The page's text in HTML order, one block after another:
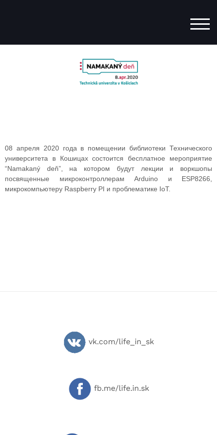
08 апреля 2020 года в помещении библиотеки Технического
университета в Кошицах состоится бесплатное мероприятие
“Namakaný deň”, на котором будут лекции и воркшопы
посвященные микроконтроллерам Arduino и ESP8266,
микрокомпьютеру Raspberry PI и проблематике IoT.
vk.com/life_in_sk
fb.me/life.in.sk